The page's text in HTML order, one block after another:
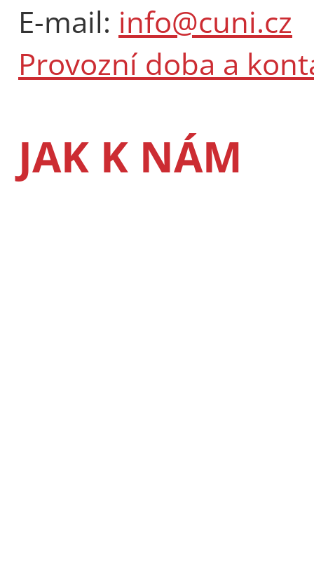
E-mail: info@cuni.cz
Provozní doba a
JAK K NÁM